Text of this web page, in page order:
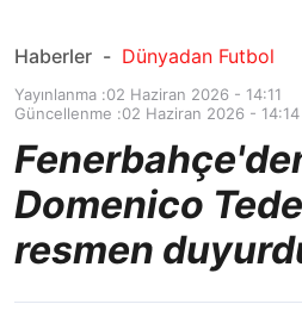
Haberler - Dünyadan Futbol
Yayınlanma :02 Haziran 2026 - 14:11
Güncellenme :02 Haziran 2026 - 14:14
Domenico
resmen